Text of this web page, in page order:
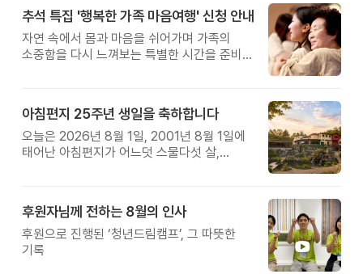
추석 특집 '행복한 가족 마음여행' 신청 안내
자연 속에서 몸과 마음을 쉬어가며 가족의
소중함을 다시 느껴보는 특별한 시간을 준비해
아침편지 25주년 생일을 축하합니다
오늘은 2026년 8월 1일, 2001년 8월 1일에
태어난 아침편지가 어느덧 스물다섯 살,
후원자님께 전하는 8월의 인사
후원으로 진행된 ‘청년드림캠프’, 그 따뜻한
기록